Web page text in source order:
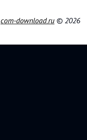
com-download.ru © 2026